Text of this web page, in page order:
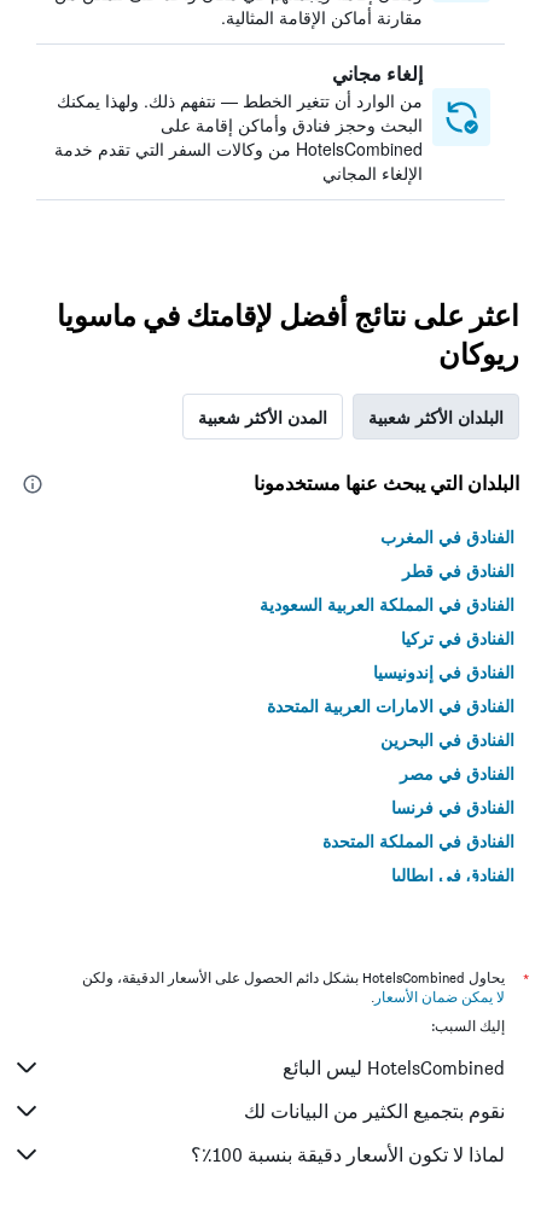
مقارنة أماكن الإقامة المثالية.
إلغاء مجاني
من الوارد أن تتغير الخطط — نتفهم ذلك. ولهذا يمكنك
البحث وحجز فنادق وأماكن إقامة على
HotelsCombined من وكالات السفر التي تقدم خدمة
الإلغاء المجاني
اعثر على نتائج أفضل لإقامتك في ماسويا
ريوكان
البلدان الأكثر شعبية المدن الأكثر شعبية
البلدان التي يبحث عنها مستخدمونا
الفنادق في المغرب
الفنادق في قطر
الفنادق في المملكة العربية السعودية
الفنادق في تركيا
الفنادق في إندونيسيا
الفنادق في الامارات العربية المتحدة
الفنادق في البحرين
الفنادق في مصر
الفنادق في فرنسا
الفنادق في المملكة المتحدة
الفنادق في إيطاليا
*
يحاول HotelsCombined بشكل دائم الحصول على الأسعار الدقيقة، ولكن
لا يمكن ضمان الأسعار .
إليك السبب:
HotelsCombined ليس البائع
نقوم بتجميع الكثير من البيانات لك
لماذا لا تكون الأسعار دقيقة بنسبة 100٪؟